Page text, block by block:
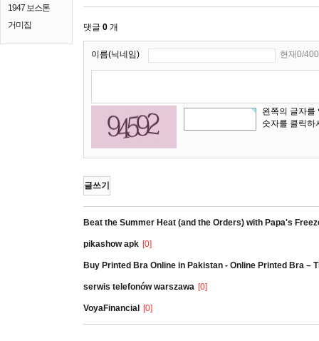
1947 보스톤
거미집
댓글 0 개
이름(닉네임) 현재0/
왼쪽의 글자를
숫자를 클릭하
글쓰기
Beat the Summer Heat (and the Orders) with Papa's
pikashow apk [0]
Buy Printed Bra Online in Pakistan - Online Printed Bra –
serwis telefonów warszawa [0]
VoyaFinancial [0]